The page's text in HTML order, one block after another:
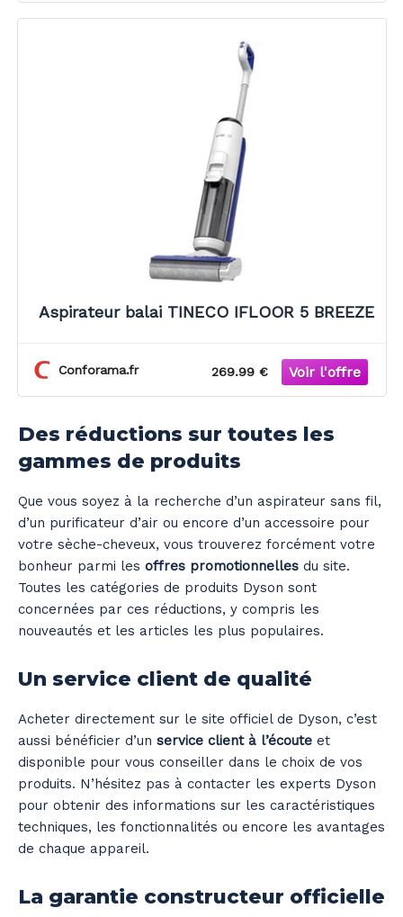
Aspirateur balai TINECO IFLOOR 5 BREEZE
Conforama.fr 269.99 €
Des réductions sur toutes les
gammes de produits
Que vous soyez à la recherche d’un aspirateur sans fil,
d’un purificateur d’air ou encore d’un accessoire pour
votre sèche-cheveux, vous trouverez forcément votre
bonheur parmi les offres promotionnelles du site.
Toutes les catégories de produits Dyson sont
concernées par ces réductions, y compris les
nouveautés et les articles les plus populaires.
Un service client de qualité
Acheter directement sur le site officiel de Dyson, c’est
aussi bénéficier d’un service client à l’écoute et
disponible pour vous conseiller dans le choix de vos
produits. N’hésitez pas à contacter les experts Dyson
pour obtenir des informations sur les caractéristiques
techniques, les fonctionnalités ou encore les avantages
de chaque appareil.
La garantie constructeur officielle